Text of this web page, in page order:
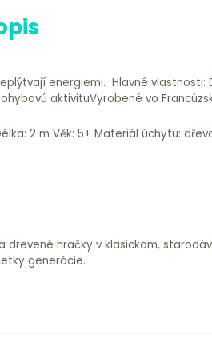
aktivituVyrobené vo
2 m Věk: 5+ Materiál úchytu:
drevené hračky v klasickom,
generácie.